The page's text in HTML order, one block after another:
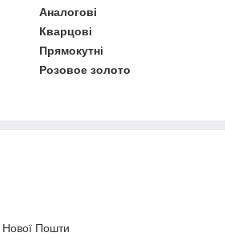
Аналогові
Кварцові
Прямокутні
Розовое золото
Нової Пошти